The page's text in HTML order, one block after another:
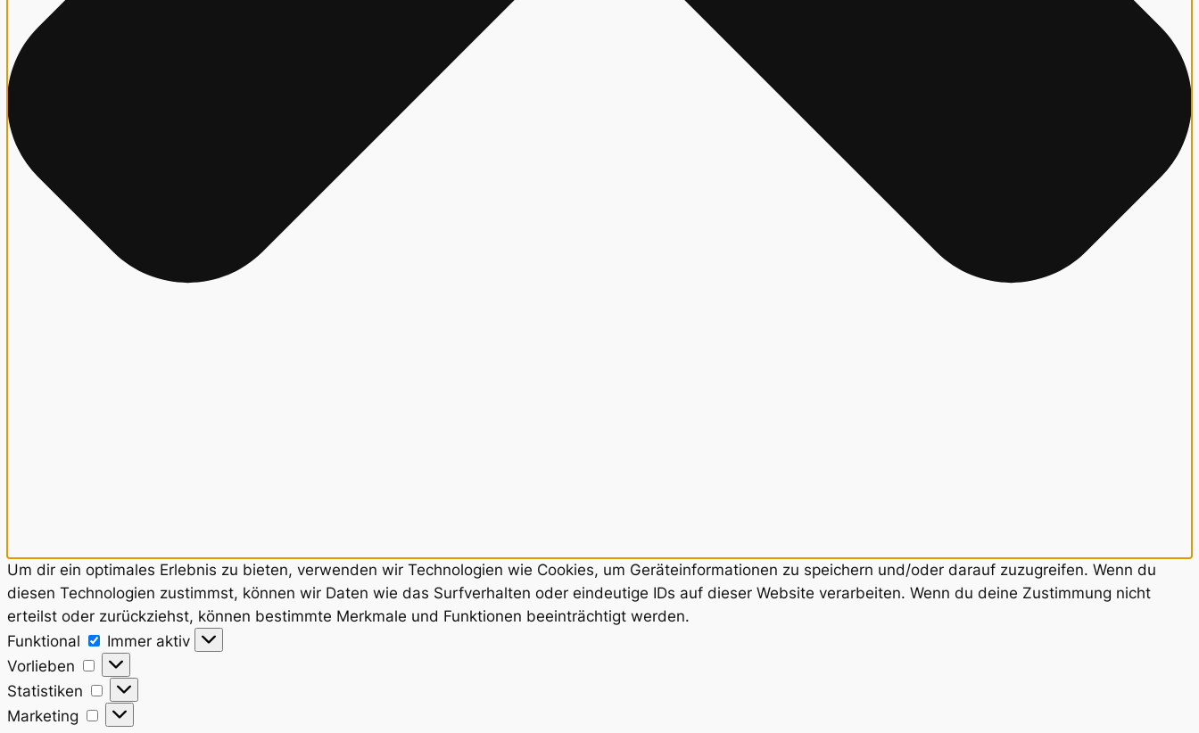
Um dir ein optimales Erlebnis zu bieten, verwenden wir Technologien wie Cookies, um Geräteinformationen zu speichern und/oder darauf zuzugreifen. Wenn du
diesen Technologien zustimmst, können wir Daten wie das Surfverhalten oder eindeutige IDs auf dieser Website verarbeiten. Wenn du deine Zustimmung nicht
erteilst oder zurückziehst, können bestimmte Merkmale und Funktionen beeinträchtigt werden.
Funktional
Funktional
Immer aktiv
Vorlieben
Vorlieben
Statistiken
Statistiken
Marketing
Marketing